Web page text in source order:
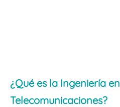
¿Qué es la Ingeniería en
Telecomunicaciones?